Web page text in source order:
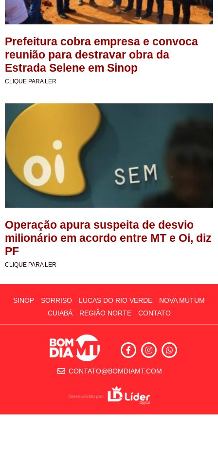
Prefeitura cobra empresa e convoca
reunião para destravar obra da
Estrada Selene em Sinop
CLIQUE PARA LER
Operação apura suspeita de desvio
milionário em acordo entre MT e Oi, diz
PF
CLIQUE PARA LER
SINOP SORRISO LUCAS DO RIO VERDE
NOVA MUTUM
CUIABÁ
REGIÃO NORTE CONTATO
CONTATO@BOMDIAMT.COM